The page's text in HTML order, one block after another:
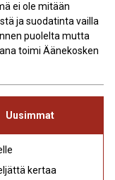
ei ole mitään
ja suodatinta vailla
puolelta mutta
toimi Äänekosken
Uusimmat
kertaa